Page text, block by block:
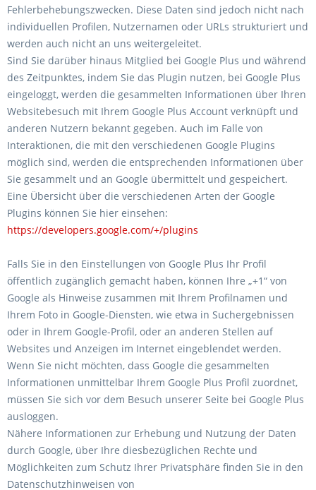
Fehlerbehebungszwecken. Diese Daten sind jedoch nicht nach
individuellen Profilen, Nutzernamen oder URLs strukturiert und
werden auch nicht an uns weitergeleitet.
Sind Sie darüber hinaus Mitglied bei Google Plus und während
des Zeitpunktes, indem Sie das Plugin nutzen, bei Google Plus
eingeloggt, werden die gesammelten Informationen über Ihren
Websitebesuch mit Ihrem Google Plus Account verknüpft und
anderen Nutzern bekannt gegeben. Auch im Falle von
Interaktionen, die mit den verschiedenen Google Plugins
möglich sind, werden die entsprechenden Informationen über
Sie gesammelt und an Google übermittelt und gespeichert.
Eine Übersicht über die verschiedenen Arten der Google
Plugins können Sie hier einsehen:
https://developers.google.com/+/plugins
Falls Sie in den Einstellungen von Google Plus Ihr Profil
öffentlich zugänglich gemacht haben, können Ihre „+1“ von
Google als Hinweise zusammen mit Ihrem Profilnamen und
Ihrem Foto in Google-Diensten, wie etwa in Suchergebnissen
oder in Ihrem Google-Profil, oder an anderen Stellen auf
Websites und Anzeigen im Internet eingeblendet werden.
Wenn Sie nicht möchten, dass Google die gesammelten
Informationen unmittelbar Ihrem Google Plus Profil zuordnet,
müssen Sie sich vor dem Besuch unserer Seite bei Google Plus
ausloggen.
Nähere Informationen zur Erhebung und Nutzung der Daten
durch Google, über Ihre diesbezüglichen Rechte und
Möglichkeiten zum Schutz Ihrer Privatsphäre finden Sie in den
Datenschutzhinweisen von